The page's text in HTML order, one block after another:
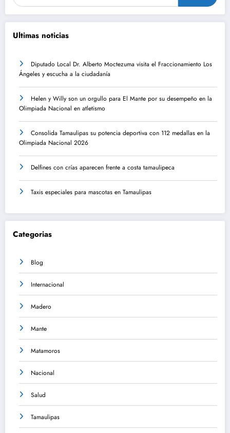
Ultimas noticias
Diputado Local Dr. Alberto Moctezuma visita el Fraccionamiento Los
Ángeles y escucha a la ciudadanía
Helen y Willy son un orgullo para El Mante por su desempeño en la
Olimpiada Nacional en atletismo
Consolida Tamaulipas su potencia deportiva con 112 medallas en la
Olimpiada Nacional 2026
Delfines con crías aparecen frente a costa tamaulipeca
Taxis especiales para mascotas en Tamaulipas
Categorias
Blog
Internacional
Madero
Mante
Matamoros
Nacional
Salud
Tamaulipas